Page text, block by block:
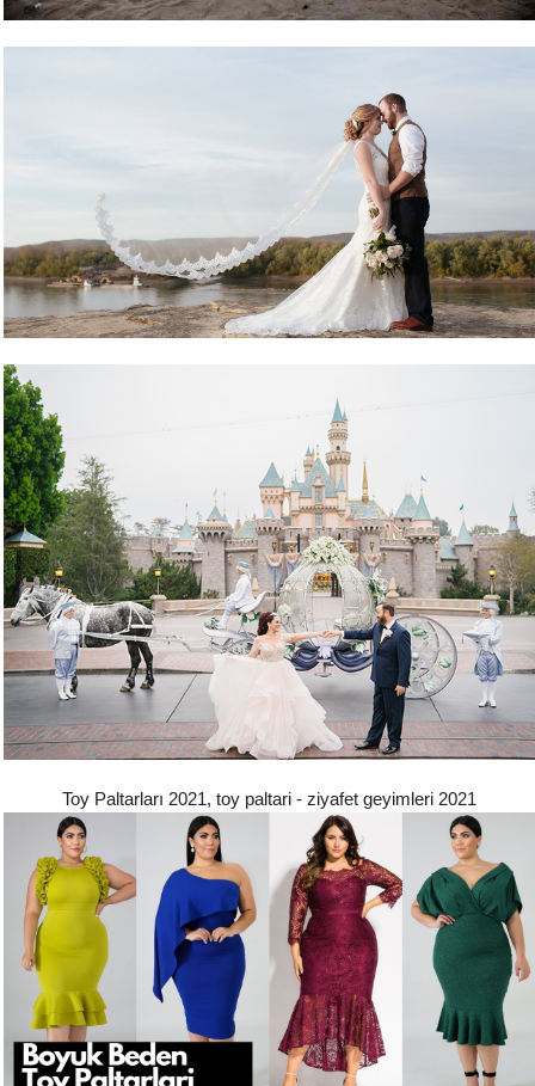
Toy Paltarları 2021, toy paltari - ziyafet geyimleri 2021